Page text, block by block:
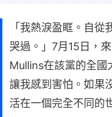
「我熱淚盈眶。自
哭過。」7月15日，
Mullins在該黨的全國
讓我感到害怕。如果
活在一個完全不同的